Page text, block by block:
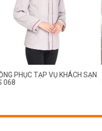
PHỤC TẠP VỤ KHÁCH SẠN
068